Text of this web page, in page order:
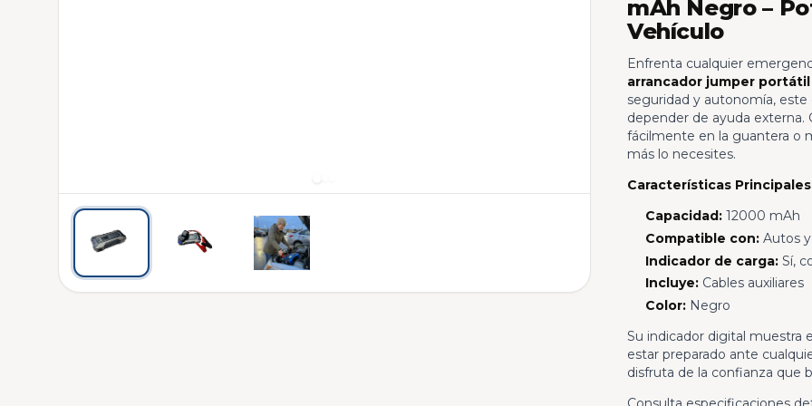
mAh Negro –
Vehículo
Enfrenta cualquier
arrancador jumper portátil
seguridad y autonomía,
depender de ayuda externa.
fácilmente en la guantera o
más lo necesites.
Características
Capacidad:12000 mAh
Compatible con:Autos
Indicador de carga:Sí,
Incluye:Cables auxiliares
Color:Negro
Su indicador digital
estar preparado ante
disfruta de la confianza que